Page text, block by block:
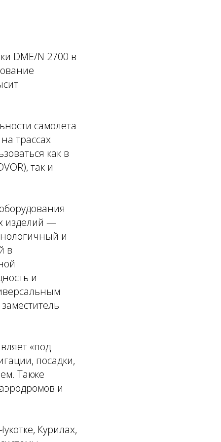
DME/N 2700 в
самолета
трассах
как в
так и
изделий —
и
в
и
«под
посадки,
Также
и
Курилах,